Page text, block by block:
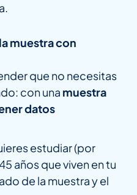
muestra con
que no necesitas
con una muestra
datos
estudiar (por
años que viven en tu
de la muestra y el